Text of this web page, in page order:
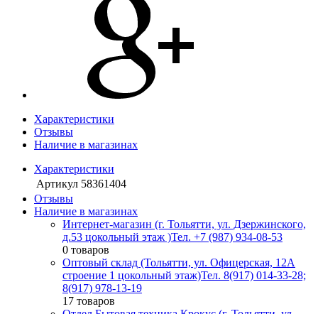
Характеристики
Отзывы
Наличие в магазинах
Характеристики
Артикул 58361404
Отзывы
Наличие в магазинах
Интернет-магазин (г. Тольятти, ул. Дзержинского,
д.53 цокольный этаж )Тел. +7 (987) 934-08-53
0 товаров
Оптовый склад (Тольятти, ул. Офицерская, 12А
строение 1 цокольный этаж)Тел. 8(917) 014-33-28;
8(917) 978-13-19
17 товаров